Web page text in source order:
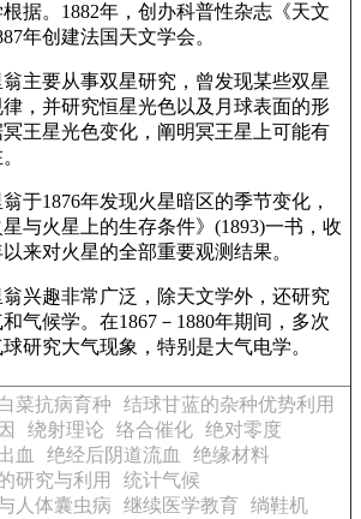
据。1882年，创办科普性杂志《天文
年创建法国天文学会。
主要从事双星研究，曾发现某些双星
，并研究恒星光色以及月球表面的形
冥王星光色变化，阐明冥王星上可能有
于1876年发现火星暗区的季节变化，
与火星上的生存条件》(1893)一书，收
来对火星的全部重要观测结果。
兴趣非常广泛，除天文学外，还研究
气候学。在1867－1880年期间，多次
研究大气现象，特别是大气电学。
菜抗病育种
结球甘蓝的杂种优势利用
绕射理论 络合催化 绝对零度
血
绝经后阴道流血
绝缘材料
研究与利用
统计气候
人体囊虫病
继续医学教育 绱鞋机